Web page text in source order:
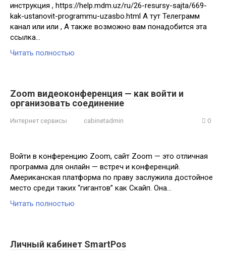
инструкция , https://help.mdm.uz/ru/26-resursy-sajta/669-
kak-ustanovit-programmu-uzasbo.html А тут Телеграмм
канал или или , А также возможно вам понадобится эта
ссылка…
Читать полностью
Zoom видеоконференция — как войти и
организовать соединение
Интернет сервисы cabinetadmin 0
Войти в конференцию Zoom, сайт Zoom — это отличная
программа для онлайн — встреч и конференций.
Американская платформа по праву заслужила достойное
место среди таких “гигантов” как Скайп. Она…
Читать полностью
Личный кабинет SmartPos